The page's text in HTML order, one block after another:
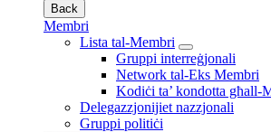
Back
Membri
Lista tal-Membri
Gruppi interreġjonali
Network tal-Eks Membri
Kodiċi ta’ kondotta għall-
Delegazzjonijiet nazzjonali
Gruppi politiċi